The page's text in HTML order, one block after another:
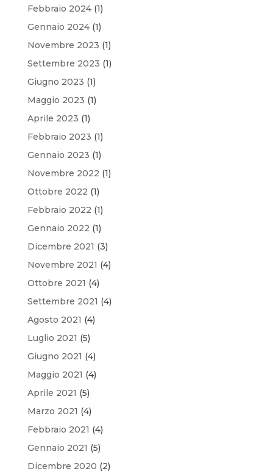
Febbraio 2024(1)
Gennaio 2024(1)
Novembre 2023 (1)
Settembre 2023 (1)
Giugno 2023 (1)
Maggio 2023 (1)
Aprile 2023 (1)
Febbraio 2023 (1)
Gennaio 2023 (1)
Novembre 2022 (1)
Ottobre 2022 (1)
Febbraio 2022 (1)
Gennaio 2022 (1)
Dicembre 2021 (3)
Novembre 2021 (4)
Ottobre 2021 (4)
Settembre 2021 (4)
Agosto 2021 (4)
Luglio 2021 (5)
Giugno 2021 (4)
Maggio 2021 (4)
Aprile 2021 (5)
Marzo 2021 (4)
Febbraio 2021 (4)
Gennaio 2021 (5)
Dicembre 2020 (2)